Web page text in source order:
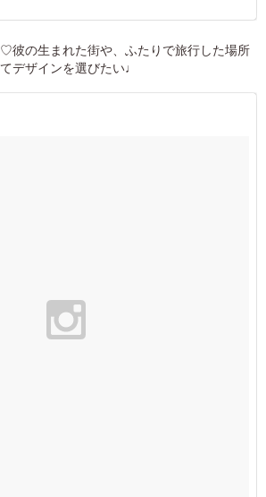
彼の生まれた街や、ふたりで旅行した場所
デザインを選びたい♩